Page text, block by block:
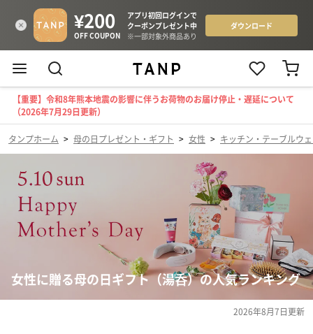
【重要】令和8年熊本地震の影響に伴うお荷物のお届け停止・遅延について
（2026年7月29日更新）
タンプホーム > 母の日プレゼント・ギフト > 女性 > キッチン・テーブルウ
女性に贈る母の日ギフト（湯呑）の人気ランキング
2026年8月7日更新